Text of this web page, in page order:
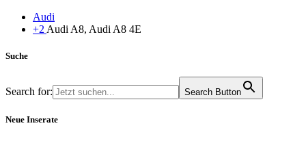
Audi
+2 Audi A8, Audi A8 4E
Suche
Search for: Search Button
Neue Inserate